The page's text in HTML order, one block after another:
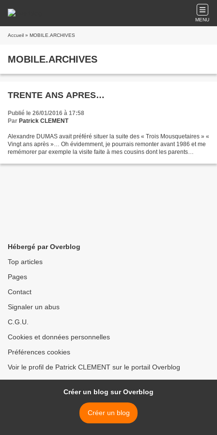
MENU
Accueil » MOBILE.ARCHIVES
MOBILE.ARCHIVES
TRENTE ANS APRES…
Publié le 26/01/2016 à 17:58
Par Patrick CLEMENT
Alexandre DUMAS avait préféré situer la suite des « Trois Mousquetaires » «
Vingt ans après »… Oh évidemment, je pourrais remonter avant 1986 et me
remémorer par exemple la visite faite à mes cousins dont les parents
Hébergé par Overblog
Top articles
Pages
Contact
Signaler un abus
C.G.U.
Cookies et données personnelles
Préférences cookies
Voir le profil de Patrick CLEMENT sur le portail Overblog
Créer un blog sur Overblog
Créer un blog